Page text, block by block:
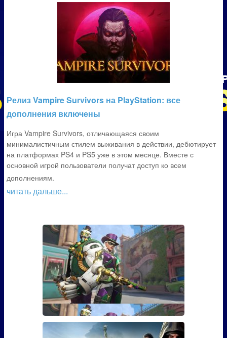
Релиз Vampire Survivors на PlayStation: все
дополнения включены
Игра Vampire Survivors, отличающаяся своим
минималистичным стилем выживания в действии, дебютирует
на платформах PS4 и PS5 уже в этом месяце. Вместе с
основной игрой пользователи получат доступ ко всем
дополнениям.
читать дальше...
Гайд: Как открыть скин Марди